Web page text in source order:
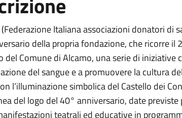
(Federazione Italiana associazioni donatori di
della propria fondazione, che ricorre il
del Comune di Alcamo, una serie di iniziative
del sangue e a promuovere la cultura
l’illuminazione simbolica del Castello dei
del logo del 40° anniversario, date
teatrali ed educative in